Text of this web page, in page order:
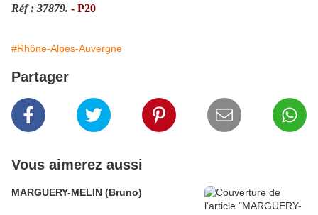
Réf : 37879. - P20
#Rhône-Alpes-Auvergne
Partager
Vous aimerez aussi
MARGUERY-MELIN (Bruno)